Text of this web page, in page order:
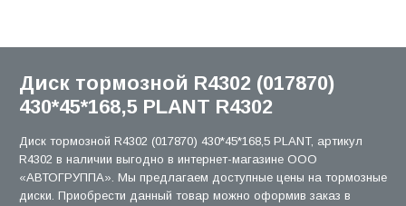
Диск тормозной R4302 (017870)
430*45*168,5 PLANT R4302
Диск тормозной R4302 (017870) 430*45*168,5 PLANT, артикул
R4302 в наличии выгодно в интернет-магазине ООО
«АВТОГРУППА». Мы предлагаем доступные цены на тормозные
диски. Приобрести данный товар можно оформив заказ в